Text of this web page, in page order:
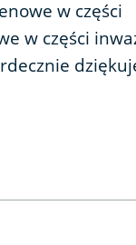
w części
w części